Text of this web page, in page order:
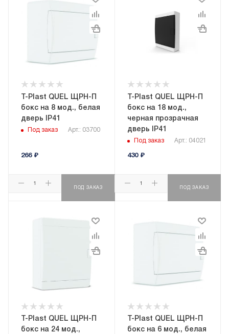
T-Plast QUEL ЩРН-П
бокс на 8 мод., белая
дверь IP41
Под заказ Арт.: 03700
266₽
ПОД ЗАКАЗ
T-Plast QUEL ЩРН-П
бокс на 18 мод.,
черная прозрачная
дверь IP41
Под заказ Арт.: 04021
430₽
ПОД ЗАКАЗ
T-Plast QUEL ЩРН-П
бокс на 24 мод.,
T-Plast QUEL ЩРН-П
бокс на 6 мод., белая